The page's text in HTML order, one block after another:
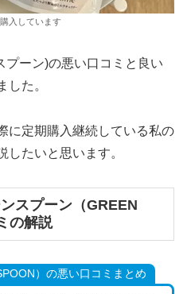
入しています
ーン)の悪い口コミと良い
した。
に定期購入継続している私の
したいと思います。
スプーン（GREEN
の解説
）の悪い口コミまとめ